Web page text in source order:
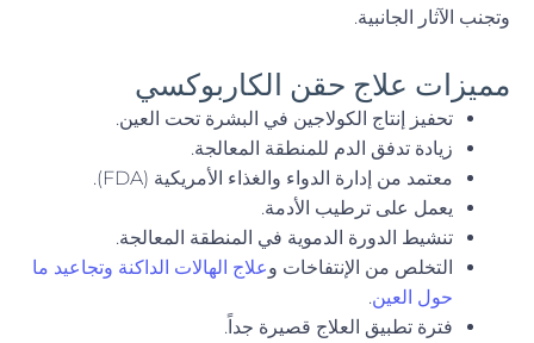
وتجنب الآثار الجانبية.
مميزات علاج حقن الكاربوكسي
تحفيز إنتاج الكولاجين في البشرة تحت العين.
زيادة تدفق الدم للمنطقة المعالجة.
معتمد من إدارة الدواء والغذاء الأمريكية (FDA).
يعمل على ترطيب الأدمة.
تنشيط الدورة الدموية في المنطقة المعالجة.
التخلص من الإنتفاخات وعلاج الهالات الداكنة وتجاعيد ما
حول العين.
فترة تطبيق العلاج قصيرة جداً.